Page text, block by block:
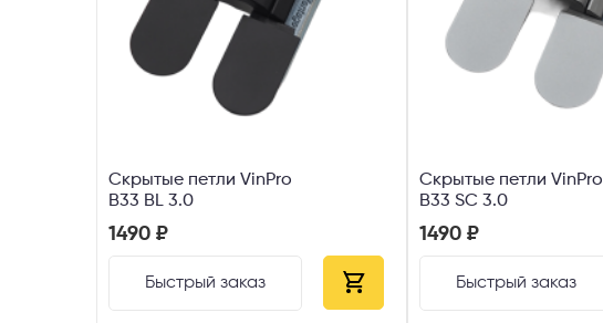
Скрытые петли VinPro
B33 BL 3.0
1490 ₽
Быстрый заказ
Скрытые петли VinPro
B33 SC 3.0
1490 ₽
Быстрый заказ